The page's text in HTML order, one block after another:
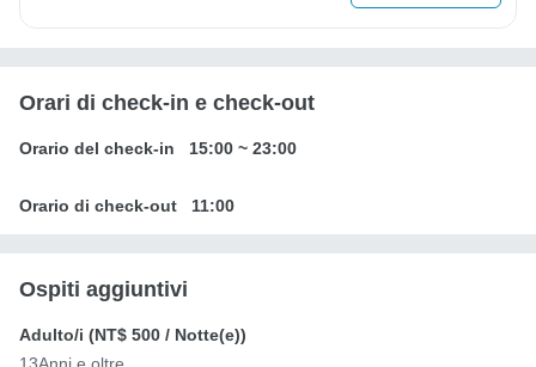
Orari di check-in e check-out
Orario del check-in 15:00 ~ 23:00
Orario di check-out 11:00
Ospiti aggiuntivi
Adulto/i (NT$ 500 / Notte(e))